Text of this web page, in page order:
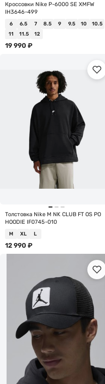
Кроссовки Nike P-6000 SE XMFW
IH3646-499
6 6.5 7 8.5 9 9.5 10
10.5
11
11.5 12
19 990 ₽
Толстовка Nike M NK CLUB FT OS PO
HOODIE IF0745-010
M XL L
12 990 ₽